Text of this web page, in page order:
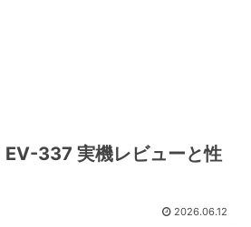
EV-337 実機レビューと性
2026.06.12